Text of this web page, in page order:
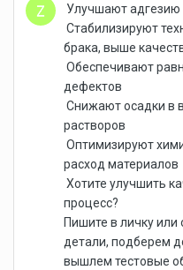
Улучшают адгезию
Стабилизируют
брака, выше
Обеспечивают
дефектов
Снижают осадки в
растворов
Оптимизируют
расход материалов
Хотите улучшить
процесс?
Пишите в личку или
детали, подберем
вышлем тестовые